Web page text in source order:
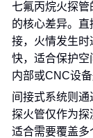
七氟丙烷火探
的核心差异。
接，火情发生时
快，适合保护空
内部或CNC设备
间接式系统则通
探火管仅作为探
适合需要覆盖